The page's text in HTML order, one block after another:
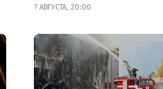
7 АВГУСТА, 20:00